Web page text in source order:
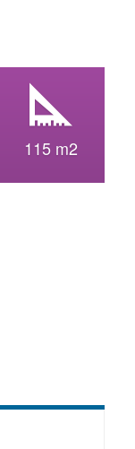
115 m2